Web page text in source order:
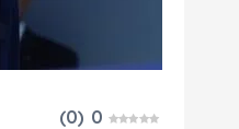
0
(
0
)